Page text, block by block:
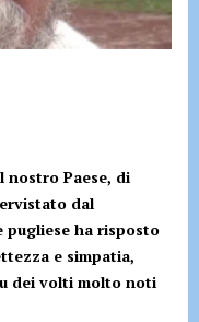
nostro Paese, di
dal
pugliese ha risposto
e simpatia,
dei volti molto noti